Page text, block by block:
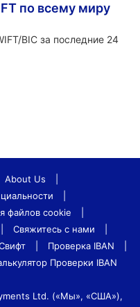
по всему миру
BIC за последние 24
About Us
файлов cookie
Свяжитесь с нами
Проверка IBAN
Проверки IBAN
Ltd. («Мы», «США»),